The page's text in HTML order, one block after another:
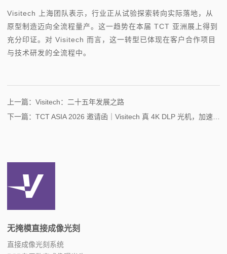
Visitech 上海团队表示，行业正从试验探索转向实际落地，从
原型制造迈向全流程量产。这一趋势在本届 TCT 亚洲展上得到
充分印证。对 Visitech 而言，这一转型已体现在客户合作项目
与技术研发的全流程中。
上一篇： Visitech：二十五年发展之路
下一篇： TCT ASIA 2026 邀请函｜Visitech 真 4K DLP 光机，加速增材制造技术新突破
无掩模直接成像光刻
直接成像光刻系统